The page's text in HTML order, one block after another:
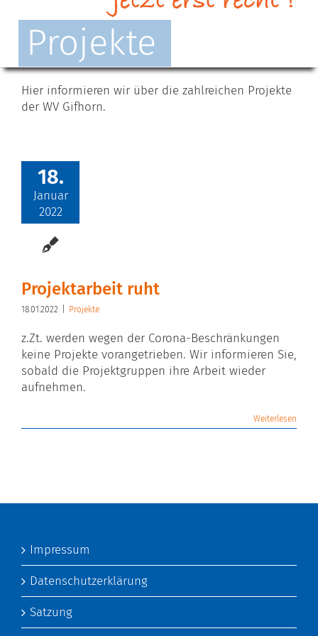
Projekte
Hier informieren wir über die zahlreichen Projekte
der WV Gifhorn.
18.
Januar
2022
Projektarbeit ruht
18.01.2022 Projekte
z.Zt. werden wegen der Corona-Beschränkungen
keine Projekte vorangetrieben. Wir informieren Sie,
sobald die Projektgruppen ihre Arbeit wieder
aufnehmen.
Weiterlesen
Impressum
Datenschutzerklärung
Satzung